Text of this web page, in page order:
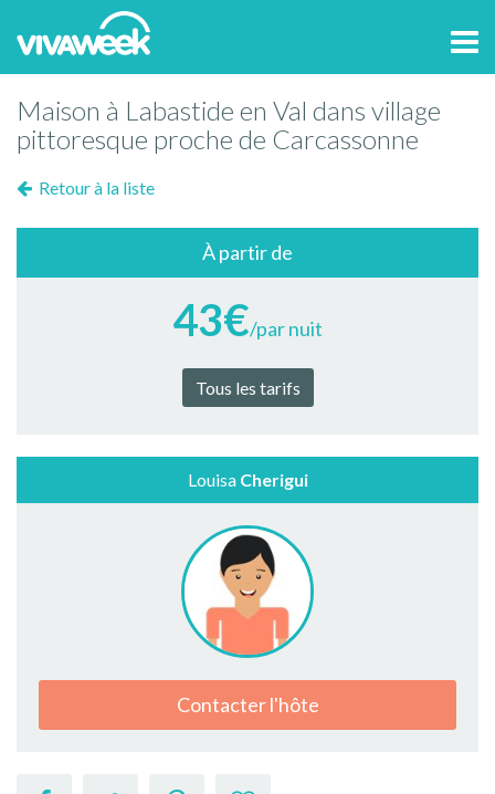
Maison à Labastide en Val dans village
pittoresque proche de Carcassonne
Retour à la liste
À partir de
43€/par nuit
Tous les tarifs
Louisa Cherigui
Contacter l'hôte